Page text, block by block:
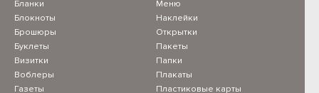
Бланки
Блокноты
Брошюры
Буклеты
Визитки
Воблеры
Газеты
Меню
Наклейки
Открытки
Пакеты
Папки
Плакаты
Пластиковые карты